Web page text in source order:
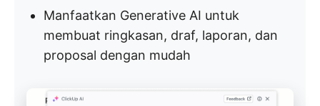
Manfaatkan Generative AI untuk
membuat ringkasan, draf, laporan, dan
proposal dengan mudah